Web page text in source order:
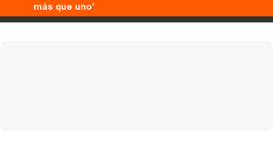
más que uno'